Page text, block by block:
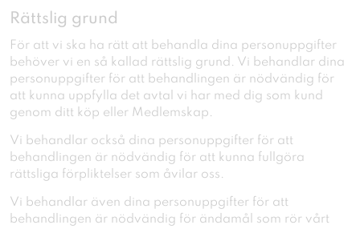
Rättslig grund
För att vi ska ha rätt att behandla dina personuppgifter
behöver vi en så kallad rättslig grund. Vi behandlar dina
personuppgifter för att behandlingen är nödvändig för
att kunna uppfylla det avtal vi har med dig som kund
genom ditt köp eller Medlemskap.
Vi behandlar också dina personuppgifter för att
behandlingen är nödvändig för att kunna fullgöra
rättsliga förpliktelser som åvilar oss.
Vi behandlar även dina personuppgifter för att
behandlingen är nödvändig för ändamål som rör vårt